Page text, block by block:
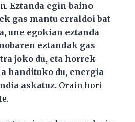
Eztanda egin baino
gas mantu erraldoi bat
une egokian eztanda
eztandak gas
joko du, eta horrek
handituko du, energia
askatuz. Orain hori